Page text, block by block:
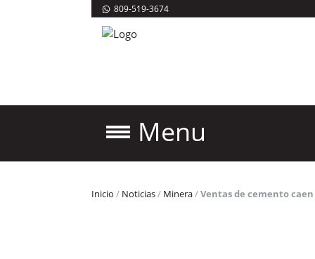
809-519-3674
Menu
Inicio / Noticias/ Minera/Ventas de cemento